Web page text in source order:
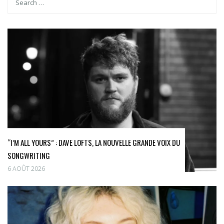
“I’M ALL YOURS” : DAVE LOFTS, LA NOUVELLE GRANDE VOIX DU
SONGWRITING
6 AOÛT 2026